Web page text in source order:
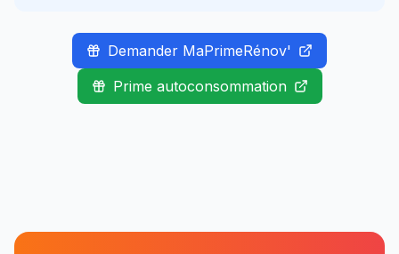
Demander MaPrimeRénov'
Prime autoconsommation